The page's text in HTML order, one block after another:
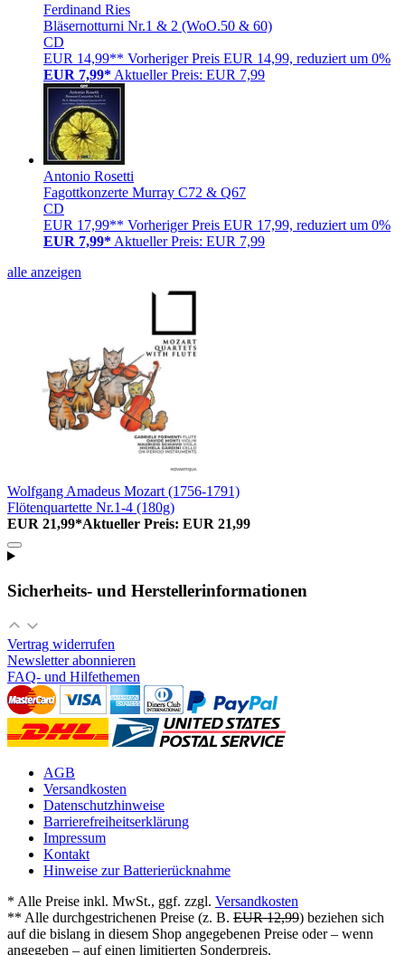
Ferdinand Ries
Bläsernotturni Nr.1 & 2 (WoO.50 & 60)
CD
EUR 14,99** Vorheriger Preis EUR 14,99, reduziert um 0%
EUR 7,99* Aktueller Preis: EUR 7,99
Antonio Rosetti
Fagottkonzerte Murray C72 & Q67
CD
EUR 17,99** Vorheriger Preis EUR 17,99, reduziert um 0%
EUR 7,99* Aktueller Preis: EUR 7,99
alle anzeigen
Wolfgang Amadeus Mozart (1756-1791)
Flötenquartette Nr.1-4 (180g)
EUR 21,99*Aktueller Preis: EUR 21,99
Sicherheits- und Herstellerinformationen
Vertrag widerrufen
Newsletter abonnieren
FAQ- und Hilfethemen
AGB
Versandkosten
Datenschutzhinweise
Barrierefreiheitserklärung
Impressum
Kontakt
Hinweise zur Batterierücknahme
* Alle Preise inkl. MwSt., ggf. zzgl. Versandkosten
** Alle durchgestrichenen Preise (z. B. EUR 12,99) beziehen sich
auf die bislang in diesem Shop angegebenen Preise oder – wenn
angegeben – auf einen limitierten Sonderpreis.